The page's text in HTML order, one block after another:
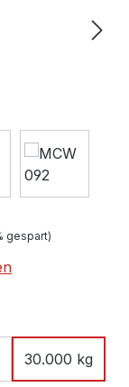
gespart)
30.000 kg